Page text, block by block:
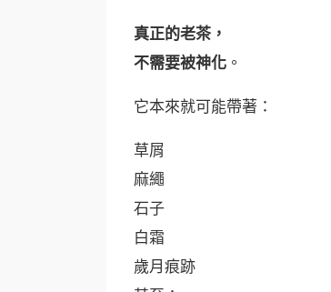
真正的老茶，
不需要被神化 。
它本來就可能帶著：
草屑
麻繩
石子
白霜
歲月痕跡